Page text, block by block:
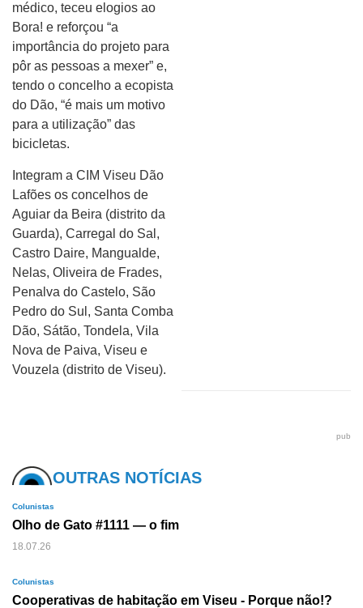
médico, teceu elogios ao
Bora! e reforçou “a
importância do projeto para
pôr as pessoas a mexer” e,
tendo o concelho a ecopista
do Dão, “é mais um motivo
para a utilização” das
bicicletas.
Integram a CIM Viseu Dão
Lafões os concelhos de
Aguiar da Beira (distrito da
Guarda), Carregal do Sal,
Castro Daire, Mangualde,
Nelas, Oliveira de Frades,
Penalva do Castelo, São
Pedro do Sul, Santa Comba
Dão, Sátão, Tondela, Vila
Nova de Paiva, Viseu e
Vouzela (distrito de Viseu).
pub
OUTRAS NOTÍCIAS
Colunistas
Olho de Gato #1111 — o fim
18.07.26
Colunistas
Cooperativas de habitação em Viseu - Porque não!?